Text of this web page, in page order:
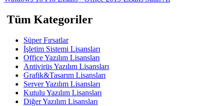
Tüm Kategoriler
Süper Fırsatlar
İşletim Sistemi Lisansları
Office Yazılım Lisansları
Antivirüs Yazılım Lisansları
Grafik&Tasarım Lisansları
Server Yazılım Lisansları
Kutulu Yazılım Lisansları
Diğer Yazılım Lisansları